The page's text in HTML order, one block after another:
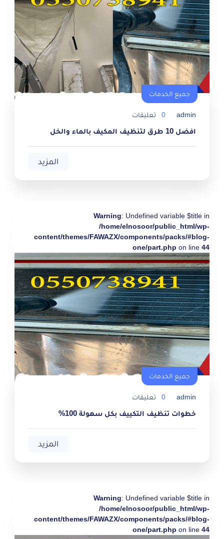
جميع الخدمات
admin
0 تعليقات
افضل 10 طرق لتنظيف المكيف بالماء والخل
المزيد
Warning: Undefined variable $title in
/home/elnosoor/public_html/wp-
content/themes/FAWAZX/components/packs/#blog-
one/part.php on line 44
جميع الخدمات
admin
0 تعليقات
خطوات تنظيف التكييف بكل سهولة 100%
المزيد
Warning: Undefined variable $title in
/home/elnosoor/public_html/wp-
content/themes/FAWAZX/components/packs/#blog-
one/part.php on line 44
جميع الخدمات